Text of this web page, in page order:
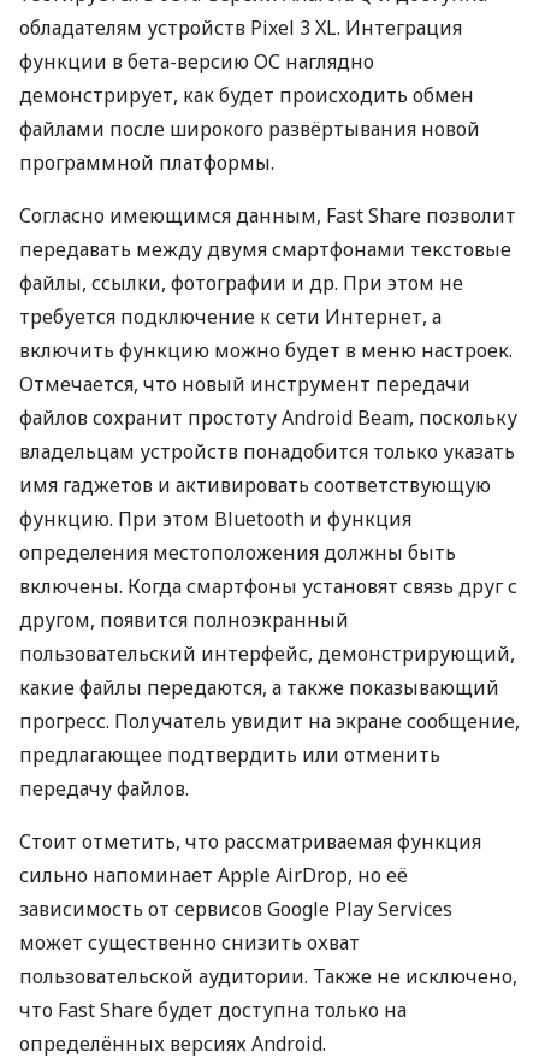
обладателям устройств Pixel 3 XL. Интеграция
функции в бета-версию ОС наглядно
демонстрирует, как будет происходить обмен
файлами после широкого развёртывания новой
программной платформы.
Согласно имеющимся данным, Fast Share позволит
передавать между двумя смартфонами текстовые
файлы, ссылки, фотографии и др. При этом не
требуется подключение к сети Интернет, а
включить функцию можно будет в меню настроек.
Отмечается, что новый инструмент передачи
файлов сохранит простоту Android Beam, поскольку
владельцам устройств понадобится только указать
имя гаджетов и активировать соответствующую
функцию. При этом Bluetooth и функция
определения местоположения должны быть
включены. Когда смартфоны установят связь друг с
другом, появится полноэкранный
пользовательский интерфейс, демонстрирующий,
какие файлы передаются, а также показывающий
прогресс. Получатель увидит на экране сообщение,
предлагающее подтвердить или отменить
передачу файлов.
Стоит отметить, что рассматриваемая функция
сильно напоминает Apple AirDrop, но её
зависимость от сервисов Google Play Services
может существенно снизить охват
пользовательской аудитории. Также не исключено,
что Fast Share будет доступна только на
определённых версиях Android.